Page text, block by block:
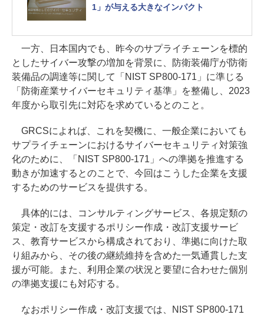
1」が与える大きなインパクト
一方、日本国内でも、昨今のサプライチェーンを標的
としたサイバー攻撃の増加を背景に、防衛装備庁が防衛
装備品の調達等に関して「NIST SP800-171」に準じる
「防衛産業サイバーセキュリティ基準」を整備し、2023
年度から取引先に対応を求めているとのこと。
GRCSによれば、これを契機に、一般企業においても
サプライチェーンにおけるサイバーセキュリティ対策強
化のために、「NIST SP800-171」への準拠を推進する
動きが加速するとのことで、今回はこうした企業を支援
するためのサービスを提供する。
具体的には、コンサルティングサービス、各規定類の
策定・改訂を支援するポリシー作成・改訂支援サービ
ス、教育サービスから構成されており、準拠に向けた取
り組みから、その後の継続維持を含めた一気通貫した支
援が可能。また、利用企業の状況と要望に合わせた個別
の準拠支援にも対応する。
なおポリシー作成・改訂支援では、NIST SP800-171